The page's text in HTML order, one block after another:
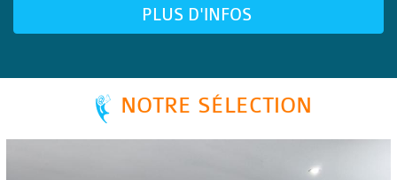
PLUS D'INFOS
NOTRE SÉLECTION